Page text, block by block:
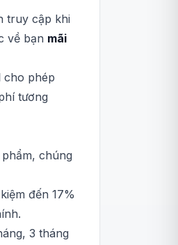
truy cập khi
về bạn mãi
cho phép
tương
chúng
đến 17%
3 tháng